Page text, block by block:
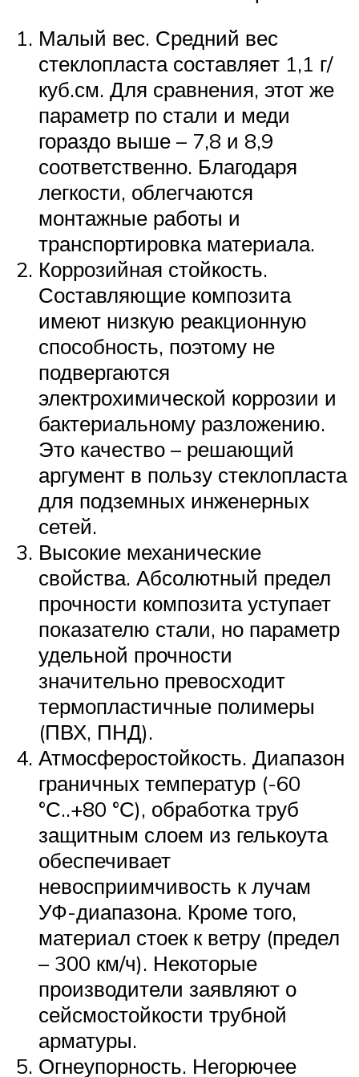
Малый вес. Средний вес
стеклопласта составляет 1,1 г/
куб.см. Для сравнения, этот же
параметр по стали и меди
гораздо выше – 7,8 и 8,9
соответственно. Благодаря
легкости, облегчаются
монтажные работы и
транспортировка материала.
Коррозийная стойкость.
Составляющие композита
имеют низкую реакционную
способность, поэтому не
подвергаются
электрохимической коррозии и
бактериальному разложению.
Это качество – решающий
аргумент в пользу стеклопласта
для подземных инженерных
сетей.
Высокие механические
свойства. Абсолютный предел
прочности композита уступает
показателю стали, но параметр
удельной прочности
значительно превосходит
термопластичные полимеры
(ПВХ, ПНД).
Атмосферостойкость. Диапазон
граничных температур (-60
°С..+80 °С), обработка труб
защитным слоем из гелькоута
обеспечивает
невосприимчивость к лучам
УФ-диапазона. Кроме того,
материал стоек к ветру (предел
– 300 км/ч). Некоторые
производители заявляют о
сейсмостойкости трубной
арматуры.
Огнеупорность. Негорючее